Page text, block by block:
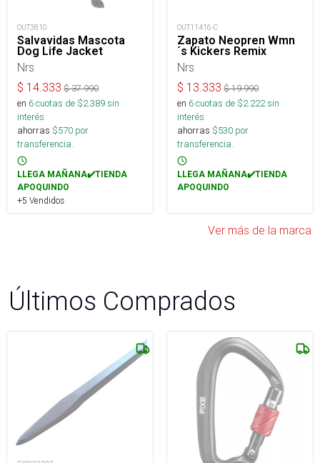
OUT3810
Salvavidas Mascota
Dog Life Jacket
Nrs
$ 14.333 $37.990
en 6cuotas de $2.389sin
interés
ahorras $570 por
transferencia.
LLEGA MAÑANA✔️TIENDA
APOQUINDO
+5 Vendidos
OUT11416-C
Zapato Neopren Wmn
´s Kickers Remix
Nrs
$ 13.333 $19.990
en 6cuotas de $2.222sin
interés
ahorras $530 por
transferencia.
LLEGA MAÑANA✔️TIENDA
APOQUINDO
Ver más de la marca
Últimos Comprados